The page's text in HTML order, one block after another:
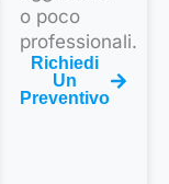
o poco
professionali.
Richiedi
Un
Preventivo